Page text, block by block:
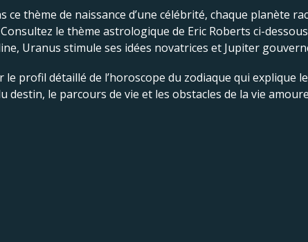
ce thème de naissance d’une célébrité, chaque planète
le thème astrologique de Eric Roberts ci-
Uranus stimule ses idées novatrices et Jupiter
profil détaillé de l’horoscope du zodiaque qui explique
le parcours de vie et les obstacles de la vie